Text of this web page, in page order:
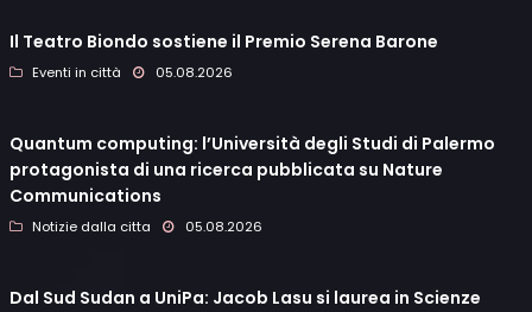
Il Teatro Biondo sostiene il Premio Serena Barone
Eventi in città 05.08.2026
Quantum computing: l’Università degli Studi di Palermo
protagonista di una ricerca pubblicata su Nature
Communications
Notizie dalla citta 05.08.2026
Dal Sud Sudan a UniPa: Jacob Lasu si laurea in Scienze